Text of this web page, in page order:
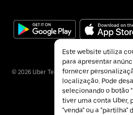
© 2026 Uber Technologies Inc.
Este website utiliza
para apresentar
fornecer
localização. Pode
selecionando o botão
tiver uma conta Uber,
"venda" ou a "partilha"